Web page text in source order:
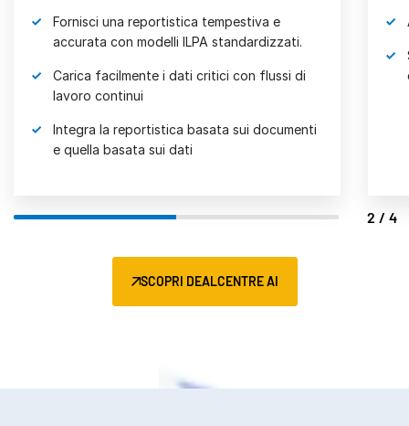
Fornisci una reportistica tempestiva e
accurata con modelli ILPA standardizzati.
Carica facilmente i dati critici con flussi di
lavoro continui
Integra la reportistica basata sui documenti
e quella basata sui dati
2/4
SCOPRI DEALCENTRE AI